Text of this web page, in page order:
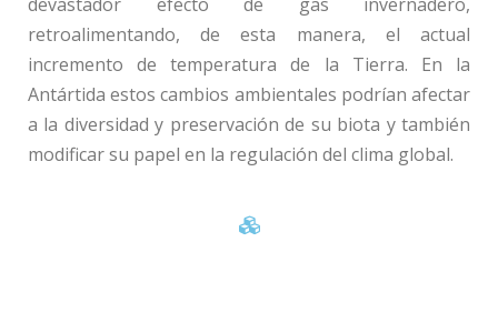
retroalimentando, de esta manera, el actual
incremento de temperatura de la Tierra. En la
Antártida estos cambios ambientales podrían afectar
a la diversidad y preservación de su biota y también
modificar su papel en la regulación del clima global.